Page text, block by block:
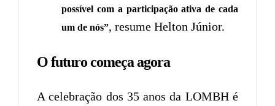
possível com a participação ativa de cada
um de nós”, resume Helton Júnior.
O futuro começa agora
A celebração dos 35 anos da LOMBH é